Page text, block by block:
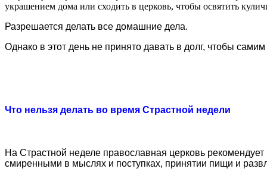
украшением дома или сходить в церковь, чтобы освятить
Разрешается делать все домашние дела.
Однако в этот день не принято давать в долг, чтобы
Что нельзя делать во время Страстной недели
На Страстной неделе православная церковь
смиренными в мыслях и поступках, принятии пищи и